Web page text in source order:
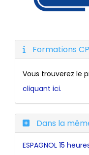
Formations
Vous trouverez le
cliquant ici.
Dans la
ESPAGNOL 15